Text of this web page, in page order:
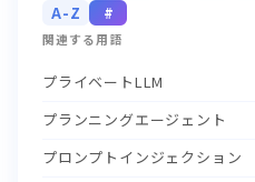
A-Z
#
関連する用語
プライベートLLM
プランニングエージェント
プロンプトインジェクション